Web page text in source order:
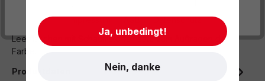
Beschreibung
Leerflaschen mit Schaumstoffeinsatz zum Auftragen der
Farbe.
Produktdaten
- Impressum - AGB - Datenschutz
Ja, unbedingt!
Nein, danke